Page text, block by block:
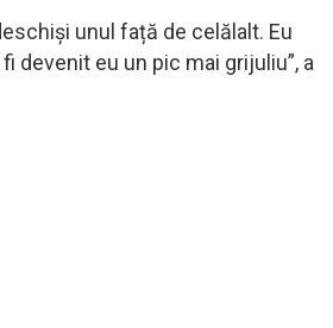
unul față de celălalt. Eu
devenit eu un pic mai grijuliu”, a